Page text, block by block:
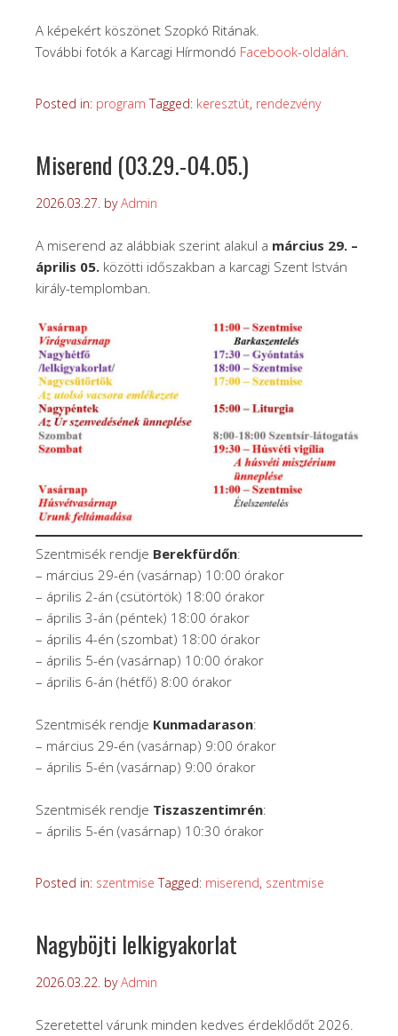
A képekért köszönet Szopkó Ritának.
További fotók a Karcagi Hírmondó Facebook-oldalán.
Posted in: program Tagged: keresztút, rendezvény
Miserend (03.29.-04.05.)
2026.03.27. byAdmin
A miserend az alábbiak szerint alakul a március 29. –
április 05. közötti időszakban a karcagi Szent István
király-templomban.
Szentmisék rendje Berekfürdőn:
– március 29-én (vasárnap) 10:00 órakor
– április 2-án (csütörtök) 18:00 órakor
– április 3-án (péntek) 18:00 órakor
– április 4-én (szombat) 18:00 órakor
– április 5-én (vasárnap) 10:00 órakor
– április 6-án (hétfő) 8:00 órakor
Szentmisék rendje Kunmadarason:
– március 29-én (vasárnap) 9:00 órakor
– április 5-én (vasárnap) 9:00 órakor
Szentmisék rendje Tiszaszentimrén:
– április 5-én (vasárnap) 10:30 órakor
Posted in: szentmise Tagged: miserend, szentmise
Nagyböjti lelkigyakorlat
2026.03.22. byAdmin
Szeretettel várunk minden kedves érdeklődőt 2026.